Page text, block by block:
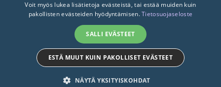
© 2026 STTK. Made with ❤ byAvoin.Systems
SWEDISH
Voit myös lukea lisätietoja evästeistä, tai estää muiden kuin
pakollisten evästeiden hyödyntämisen.Tietosuojaseloste
SALLI EVÄSTEET
ESTÄ MUUT KUIN PAKOLLISET EVÄSTEET
NÄYTÄ YKSITYISKOHDAT